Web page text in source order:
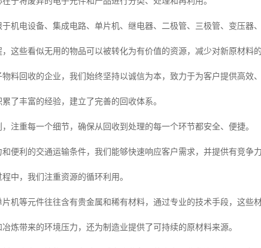
机电设备、集成电路、单片机、继电器、二极管、三极管、变压器
这些看似无用的物品可以被转化为有价值的资源，减少对新原材料
料回收的企业，我们始终坚持以诚信为本，致力于为客户提供高效、
了丰富的经验，建立了完善的回收体系。
注重每一个细节，确保从回收到处理的每一个环节都安全、便捷。
便利的交通运输条件，我们能够快速响应客户需求，并提供有竞争力
中，我们注重资源的循环利用。
机等元件往往含有贵金属和稀有材料，通过专业的技术手段，这些
炼带来的环境压力，还为制造业提供了可持续的原材料来源。